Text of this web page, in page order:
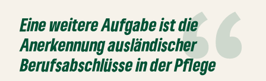
Eine weitere Aufgabe ist die
Anerkennung ausländischer
Berufsabschlüsse in der Pflege